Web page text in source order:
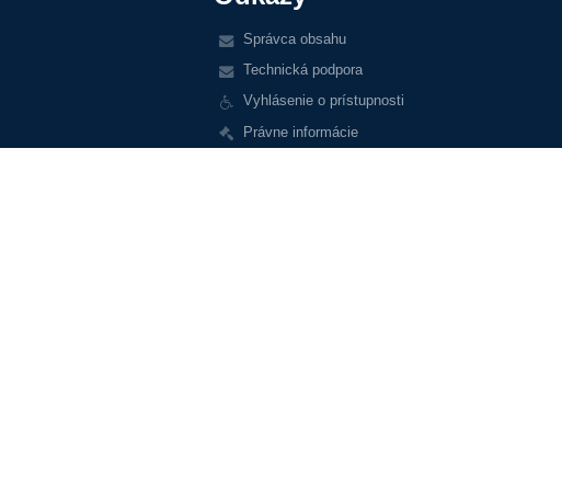
Správca obsahu
Technická podpora
Vyhlásenie o prístupnosti
Právne informácie